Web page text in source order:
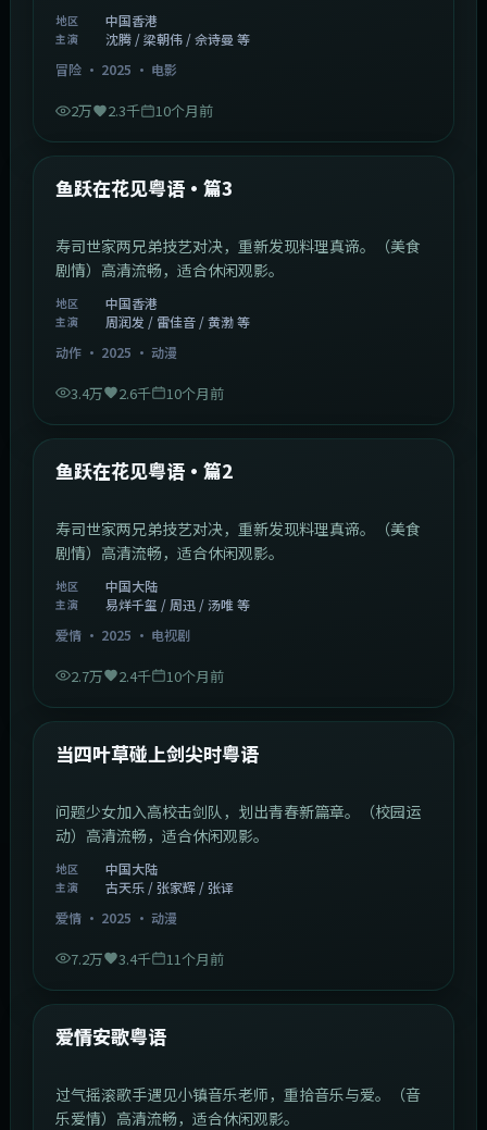
地区 中国香港
主演
沈腾 / 梁朝伟 / 佘诗曼 等
冒险· 2025 · 电影
2万 2.3千 10个月前
最新
鱼跃在花见粤语·篇3
寿司世家两兄弟技艺对决，重新发现料理真谛。（美食
剧情）高清流畅，适合休闲观影。
地区 中国香港
主演
周润发 / 雷佳音 / 黄渤 等
动作· 2025 · 动漫
3.4万 2.6千 10个月前
最新
鱼跃在花见粤语·篇2
寿司世家两兄弟技艺对决，重新发现料理真谛。（美食
剧情）高清流畅，适合休闲观影。
地区 中国大陆
主演
易烊千玺 / 周迅 / 汤唯 等
爱情· 2025 · 电视剧
2.7万 2.4千 10个月前
最新
当四叶草碰上剑尖时粤语
问题少女加入高校击剑队，划出青春新篇章。（校园运
动）高清流畅，适合休闲观影。
地区 中国大陆
主演
古天乐 / 张家辉 / 张译
爱情· 2025 · 动漫
7.2万 3.4千 11个月前
最新
爱情安歌粤语
过气摇滚歌手遇见小镇音乐老师，重拾音乐与爱。（音
乐爱情）高清流畅，适合休闲观影。